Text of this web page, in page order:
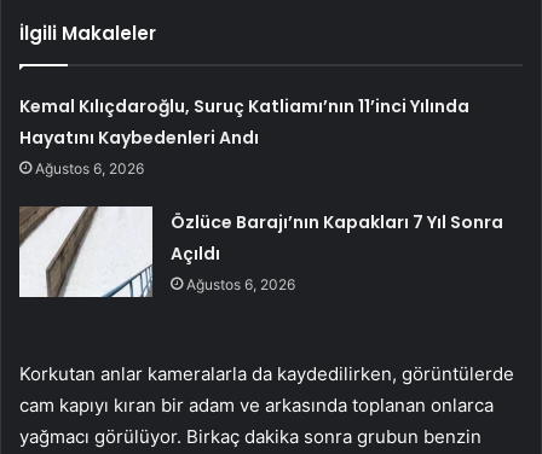
İlgili Makaleler
Kemal Kılıçdaroğlu, Suruç Katliamı’nın 11’inci Yılında
Hayatını Kaybedenleri Andı
Ağustos 6, 2026
Özlüce Barajı’nın Kapakları 7 Yıl Sonra
Açıldı
Ağustos 6, 2026
Korkutan anlar kameralarla da kaydedilirken, görüntülerde
cam kapıyı kıran bir adam ve arkasında toplanan onlarca
yağmacı görülüyor. Birkaç dakika sonra grubun benzin